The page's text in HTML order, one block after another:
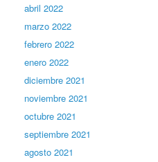
abril 2022
marzo 2022
febrero 2022
enero 2022
diciembre 2021
noviembre 2021
octubre 2021
septiembre 2021
agosto 2021